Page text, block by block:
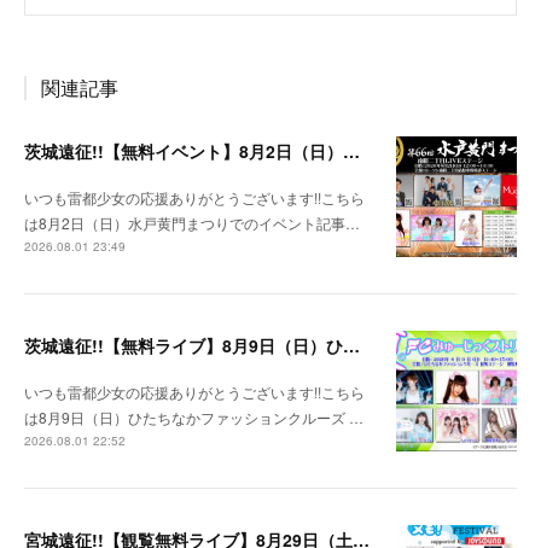
関連記事
茨城遠征!!【無料イベント】8月2日（日）水戸黄門まつり
いつも雷都少女の応援ありがとうございます!!こちら
は8月2日（日）水戸黄門まつりでのイベント記事…
2026.08.01 23:49
茨城遠征!!【無料ライブ】8月9日（日）ひたちなかファッションクルーズ 野外ステージ
いつも雷都少女の応援ありがとうございます!!こちら
は8月9日（日）ひたちなかファッションクルーズ …
2026.08.01 22:52
宮城遠征!!【観覧無料ライブ】8月29日（土）八木山ベニーランド